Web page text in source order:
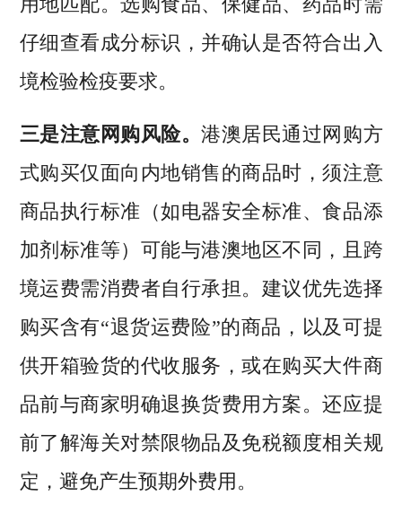
仔细查看成分标识，并确认是否符合出入
境检验检疫要求。
三是注意网购风险。港澳居民通过网购方
式购买仅面向内地销售的商品时，须注意
商品执行标准（如电器安全标准、食品添
加剂标准等）可能与港澳地区不同，且跨
境运费需消费者自行承担。建议优先选择
购买含有“退货运费险”的商品，以及可提
供开箱验货的代收服务，或在购买大件商
品前与商家明确退换货费用方案。还应提
前了解海关对禁限物品及免税额度相关规
定，避免产生预期外费用。